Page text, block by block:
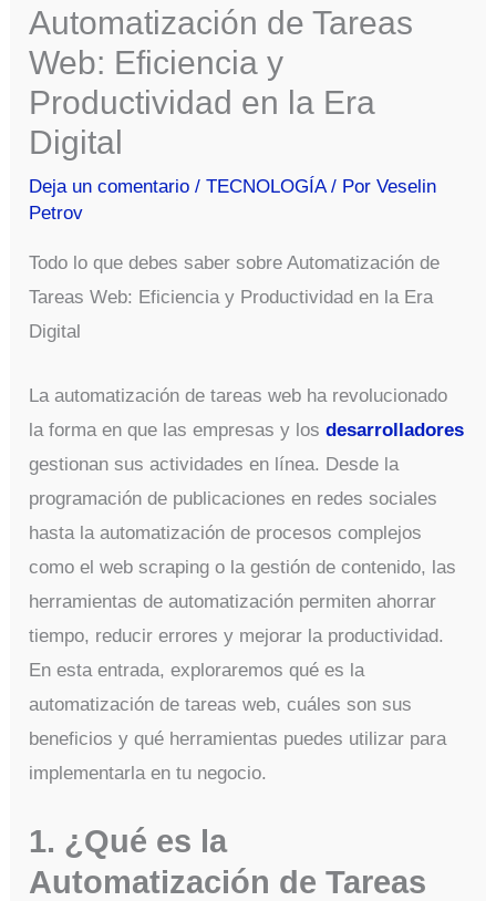
Automatización de Tareas
Web: Eficiencia y
Productividad en la Era
Digital
Deja un comentario /TECNOLOGÍA/ PorVeselin
Petrov
Todo lo que debes saber sobre Automatización de
Tareas Web: Eficiencia y Productividad en la Era
Digital
La automatización de tareas web ha revolucionado
la forma en que las empresas y losdesarrolladores
gestionan sus actividades en línea. Desde la
programación de publicaciones en redes sociales
hasta la automatización de procesos complejos
como el web scraping o la gestión de contenido, las
herramientas de automatización permiten ahorrar
tiempo, reducir errores y mejorar la productividad.
En esta entrada, exploraremos qué es la
automatización de tareas web, cuáles son sus
beneficios y qué herramientas puedes utilizar para
implementarla en tu negocio.
1. ¿Qué es la
Automatización de Tareas